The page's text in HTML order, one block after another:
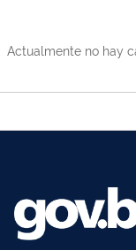
Actualmente no hay